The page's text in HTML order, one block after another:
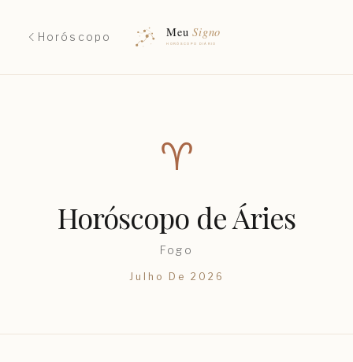
Horóscopo
♈︎
Horóscopo deÁries
Fogo
Julho De 2026